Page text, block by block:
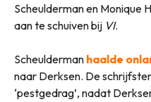
Scheulderman en Monique
aan te schuiven bij VI.
Scheulderman haalde
naar Derksen. De
‘pestgedrag’, nadat